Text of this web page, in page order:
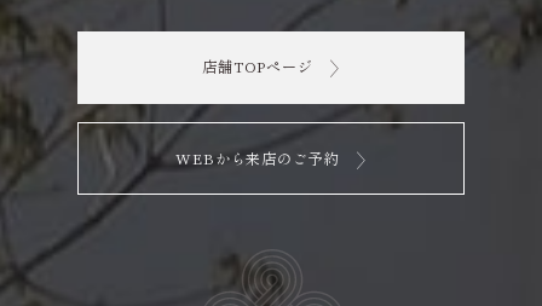
店舗TOPページ
WEBから来店のご予約